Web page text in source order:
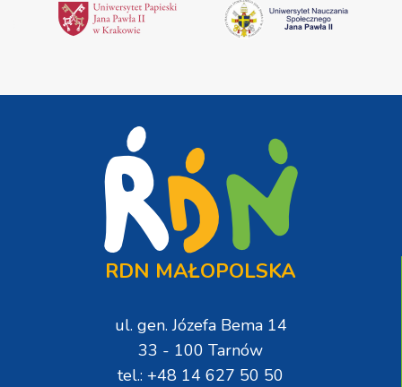
RDN MAŁOPOLSKA
ul. gen. Józefa Bema 14
33 - 100 Tarnów
tel.: +48 14 627 50 50